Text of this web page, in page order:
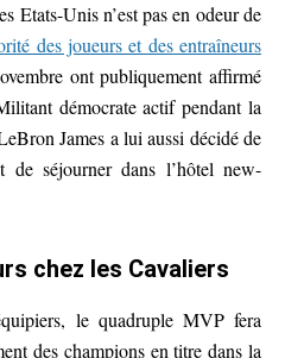
Etats-Unis n’est pas en odeur de
des joueurs et des entraîneurs
ont publiquement affirmé
démocrate actif pendant la
James a lui aussi décidé de
de séjourner dans l’hôtel new-
chez les Cavaliers
le quadruple MVP fera
des champions en titre dans la